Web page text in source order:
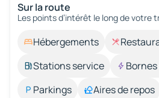
Sur la route
Les points d’intérêt le long de votre
Hébergements
Stations service
Parkings
Aires de repos